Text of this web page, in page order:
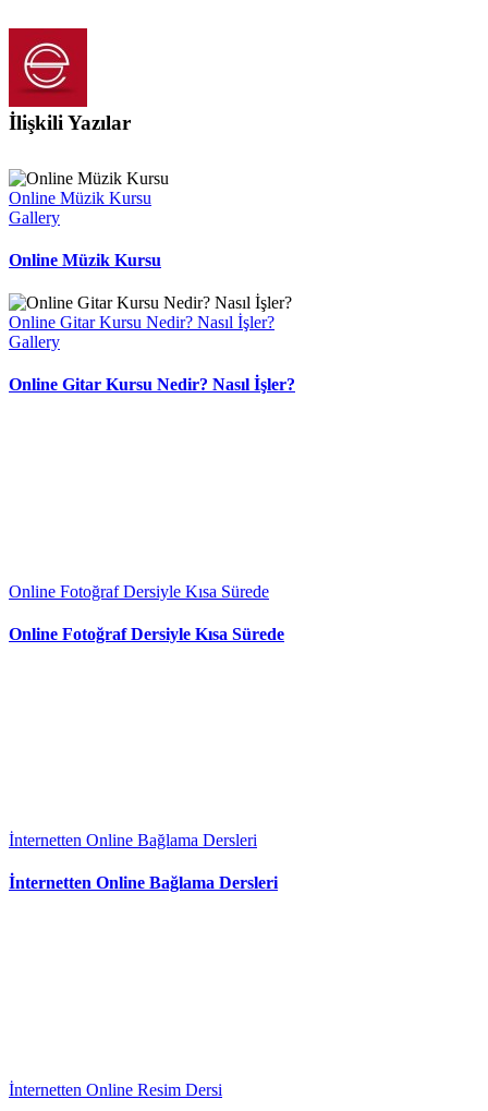
İlişkili Yazılar
Online Müzik Kursu
Gallery
Online Müzik Kursu
Online Gitar Kursu Nedir? Nasıl İşler?
Gallery
Online Gitar Kursu Nedir? Nasıl İşler?
Online Fotoğraf Dersiyle Kısa Sürede
Online Fotoğraf Dersiyle Kısa Sürede
İnternetten Online Bağlama Dersleri
İnternetten Online Bağlama Dersleri
İnternetten Online Resim Dersi